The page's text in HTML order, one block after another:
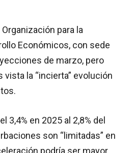
para la
Económicos, con sede
de marzo, pero
la “incierta” evolución
3,4% en 2025 al 2,8% del
son “limitadas” en
podría ser mayor